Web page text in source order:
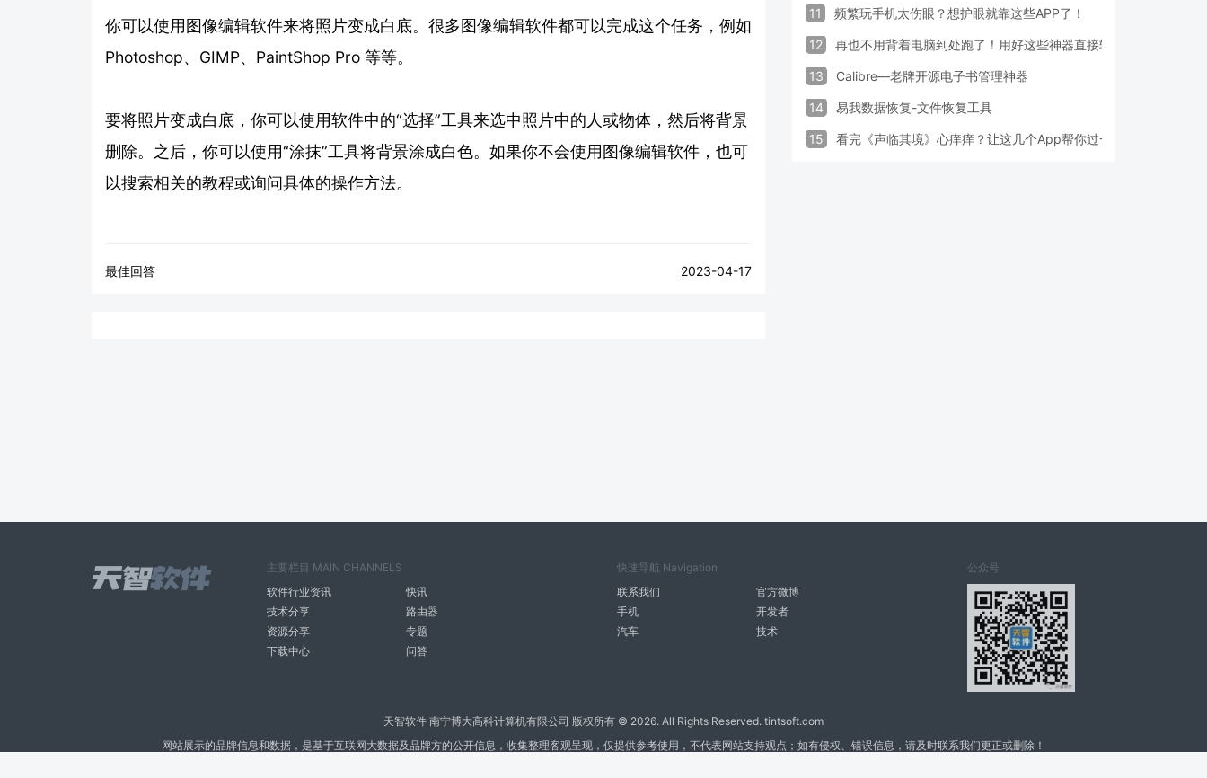
你可以使用图像编辑软件来将照片变成白底。很多图像编辑软件都可以完成这个任务，例如
Photoshop、GIMP、PaintShop Pro 等等。
要将照片变成白底，你可以使用软件中的“选择”工具来选中照片中的人或物体，然后将背景
删除。之后，你可以使用“涂抹”工具将背景涂成白色。如果你不会使用图像编辑软件，也可
以搜索相关的教程或询问具体的操作方法。
最佳回答 2023-04-17
11 频繁玩手机太伤眼？想护眼就靠这些APP了！
12 再也不用背着电脑到处跑了！用好这些神器直接轻松办公
13 Calibre—老牌开源电子书管理神器
14 易我数据恢复-文件恢复工具
15 看完《声临其境》心痒痒？让这几个App帮你过一把配音瘾
主要栏目 MAIN CHANNELS
软件行业资讯
快讯
技术分享
路由器
资源分享
专题
下载中心
问答
快速导航 Navigation
联系我们
官方微博
手机
开发者
汽车
技术
公众号
天智软件 南宁博大高科计算机有限公司 版权所有 © 2026. All Rights Reserved. tintsoft.com
网站展示的品牌信息和数据，是基于互联网大数据及品牌方的公开信息，收集整理客观呈现，仅提供参考使用，不代表网站支持观点；如有侵权、错误信息，请及时联系我们更正或删除！